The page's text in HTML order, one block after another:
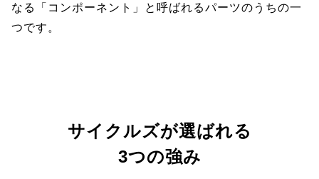
なる「コンポーネント」と呼ばれるパーツのうちの一
つです。
サイクルズが選ばれる
3つの強み